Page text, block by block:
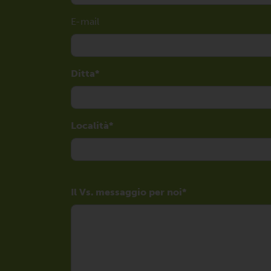
E-mail
Ditta
Località
Il Vs. messaggio per noi